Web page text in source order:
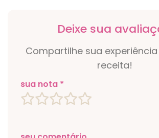
Deixe sua
Compartilhe sua
receita!
sua nota *